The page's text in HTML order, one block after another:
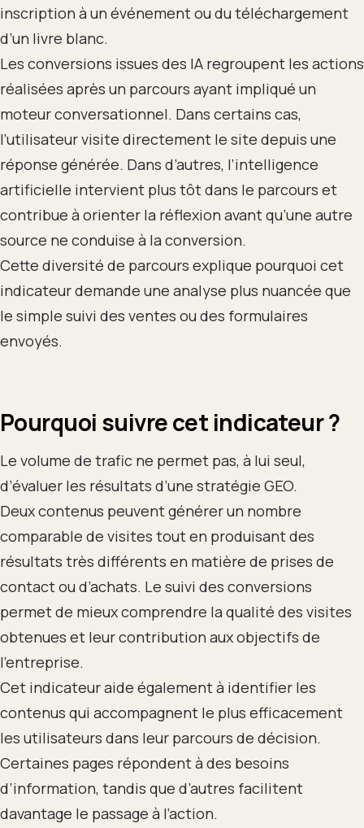
inscription à un événement ou du téléchargement
d’un livre blanc.
Les conversions issues des IA regroupent les actions
réalisées après un parcours ayant impliqué un
moteur conversationnel. Dans certains cas,
l’utilisateur visite directement le site depuis une
réponse générée. Dans d’autres, l’intelligence
artificielle intervient plus tôt dans le parcours et
contribue à orienter la réflexion avant qu’une autre
source ne conduise à la conversion.
Cette diversité de parcours explique pourquoi cet
indicateur demande une analyse plus nuancée que
le simple suivi des ventes ou des formulaires
envoyés.
Pourquoi suivre cet indicateur ?
Le volume de trafic ne permet pas, à lui seul,
d’évaluer les résultats d’une stratégie GEO.
Deux contenus peuvent générer un nombre
comparable de visites tout en produisant des
résultats très différents en matière de prises de
contact ou d’achats. Le suivi des conversions
permet de mieux comprendre la qualité des visites
obtenues et leur contribution aux objectifs de
l’entreprise.
Cet indicateur aide également à identifier les
contenus qui accompagnent le plus efficacement
les utilisateurs dans leur parcours de décision.
Certaines pages répondent à des besoins
d’information, tandis que d’autres facilitent
davantage le passage à l’action.